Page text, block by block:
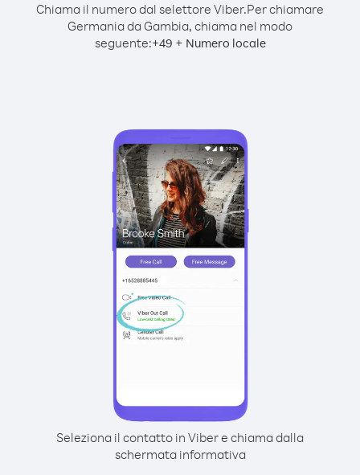
Chiama il numero dal selettore Viber.Per chiamare
Germania da Gambia, chiama nel modo
seguente:+49 + Numero locale
Seleziona il contatto in Viber e chiama dalla
schermata informativa